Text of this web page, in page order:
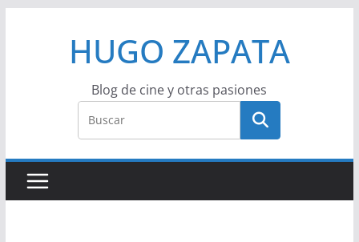
HUGO ZAPATA
Blog de cine y otras pasiones